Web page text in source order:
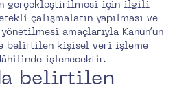
gerçekleştirilmesi için ilgili
çalışmaların yapılması ve
amaçlarıyla Kanun’un
belirtilen kişisel veri işleme
işlenecektir.
belirtilen